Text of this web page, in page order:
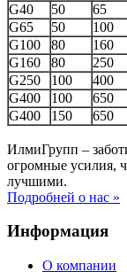
G40
50 65
G65
50 100
G100
80 160
G160
80 250
G250
100 400
G400
100 650
G400
150 650
ИлмиГрупп –
огромные усилия,
лучшими.
Подробней о нас »
Информация
О компании